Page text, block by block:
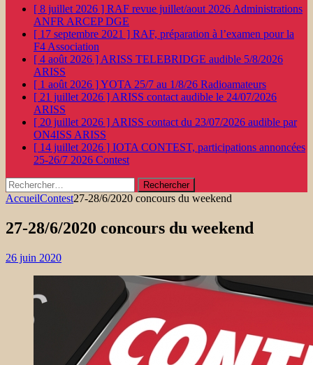
[ 8 juillet 2026 ] RAF revue juillet/aout 2026 Administrations
ANFR ARCEP DGE
[ 17 septembre 2021 ] RAF, préparation à l’examen pour la
F4 Association
[ 4 août 2026 ] ARISS TELEBRIDGE audible 5/8/2026
ARISS
[ 1 août 2026 ]YOTA 25/7 au 1/8/26 Radioamateurs
[ 21 juillet 2026 ] ARISS contact audible le 24/07/2026
ARISS
[ 20 juillet 2026 ] ARISS contact du 23/07/2026 audible par
ON4ISS ARISS
[ 14 juillet 2026 ] IOTA CONTEST, participations annoncées
25-26/7 2026 Contest
Rechercher :
AccueilContest27-28/6/2020 concours du weekend
27-28/6/2020 concours du weekend
26 juin 2020